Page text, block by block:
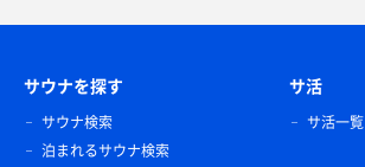
サウナを探す
サウナ検索
泊まれるサウナ検索
サ活
サ活一覧